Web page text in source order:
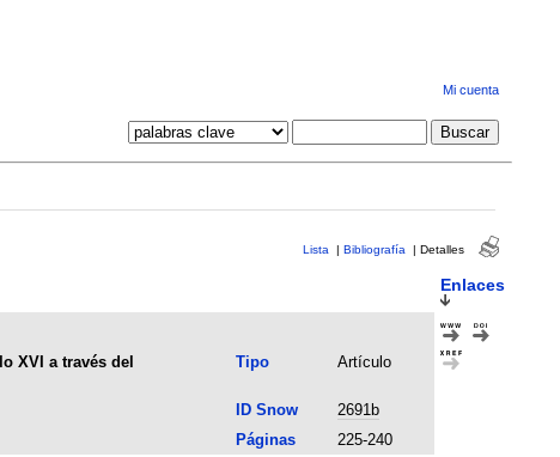
Mi cuenta
Lista | Bibliografía | Detalles
Enlaces
XVI a través del
Tipo Artículo
ID Snow
2691b
Páginas
225-240